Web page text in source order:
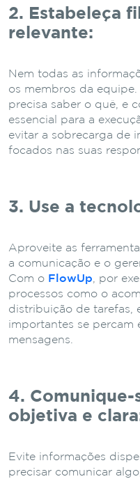
2. Estabeleça
relevante:
Nem todas as
os membros da
precisa saber o quê, e
essencial para a
evitar a sobrecarga de
focados nas suas
3. Use a
Aproveite as
a comunicação e o
Com o FlowUp , por
processos como o
distribuição de tarefas,
importantes se percam
mensagens.
4. Comunique-
objetiva e
Evite informações
precisar comunicar